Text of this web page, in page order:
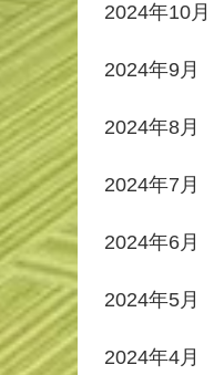
2024年10月
2024年9月
2024年8月
2024年7月
2024年6月
2024年5月
2024年4月